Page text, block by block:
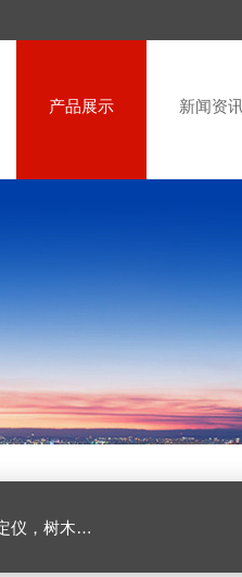
产品展示 新闻资
根系扫描仪